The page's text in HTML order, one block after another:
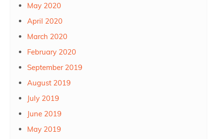
May 2020
April 2020
March 2020
February 2020
September 2019
August 2019
July 2019
June 2019
May 2019